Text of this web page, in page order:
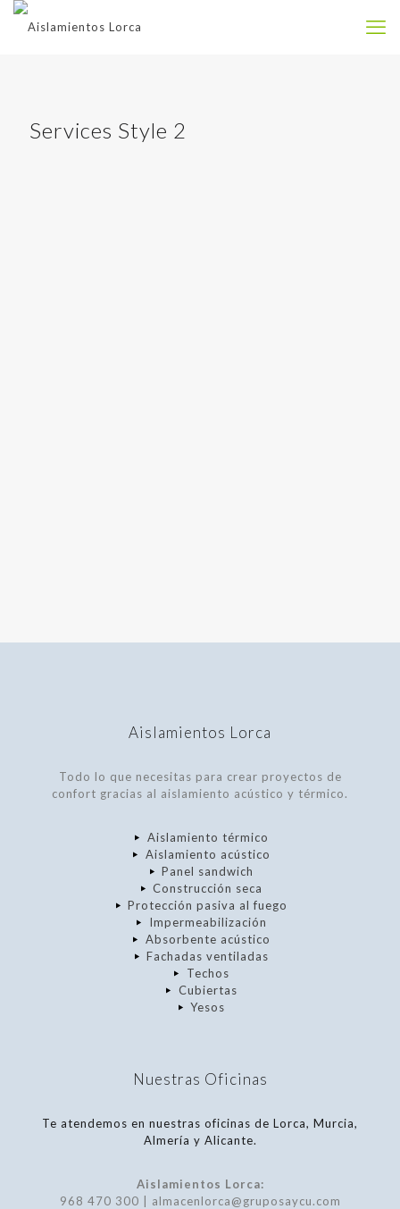
Services Style 2
Aislamientos Lorca
Todo lo que necesitas para crear proyectos de
confort gracias al aislamiento acústico y térmico.
Aislamiento térmico
Aislamiento acústico
Panel sandwich
Construcción seca
Protección pasiva al fuego
Impermeabilización
Absorbente acústico
Fachadas ventiladas
Techos
Cubiertas
Yesos
Nuestras Oficinas
Te atendemos en nuestras oficinas de Lorca, Murcia,
Almería y Alicante.
Aislamientos Lorca:
968 470 300 | almacenlorca@gruposaycu.com